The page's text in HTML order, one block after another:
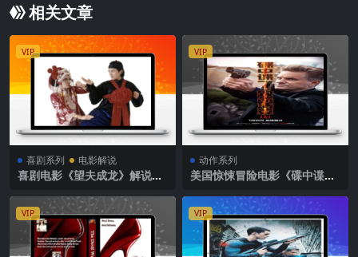
相关文章
VIP
喜剧系列 电影解说
喜剧电影《望夫成龙》解说文
VIP
动作系列
美国惊悚冒险电影《碟中谍
版
VIP VIP